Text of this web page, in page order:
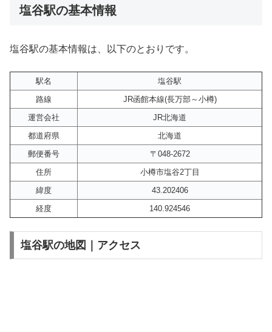
塩谷駅の基本情報
塩谷駅の基本情報は、以下のとおりです。
駅名
塩谷駅
路線
JR函館本線(長万部～小樽)
運営会社
JR北海道
都道府県
北海道
郵便番号
〒048-2672
住所
小樽市塩谷2丁目
緯度
43.202406
経度
140.924546
塩谷駅の地図｜アクセス